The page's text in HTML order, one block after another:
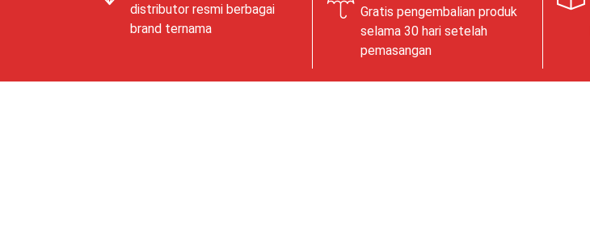
distributor resmi berbagai
brand ternama
Gratis pengembalian produk
selama 30 hari setelah
pemasangan